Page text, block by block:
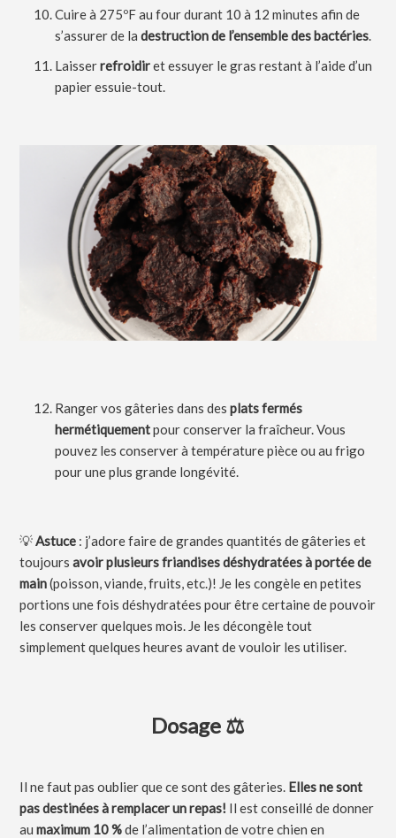
Cuire à 275ºF au four durant 10 à 12 minutes afin de
s’assurer de ladestruction de l’ensemble des bactéries.
Laisserrefroidiret essuyer le gras restant à l’aide d’un
papier essuie-tout.
Ranger vos gâteries dans desplats fermés
hermétiquementpour conserver la fraîcheur. Vous
pouvez les conserver à température pièce ou au frigo
pour une plus grande longévité.
💡Astuce : j’adore faire de grandes quantités de gâteries et
toujoursavoir plusieurs friandises déshydratées à portée de
main(poisson, viande, fruits, etc.)! Je les congèle en petites
portions une fois déshydratées pour être certaine de pouvoir
les conserver quelques mois. Je les décongèle tout
simplement quelques heures avant de vouloir les utiliser.
Dosage ⚖️
Il ne faut pas oublier que ce sont des gâteries. Elles ne sont
pas destinées à remplacer un repas! Il est conseillé de donner
au maximum 10 %de l’alimentation de votre chien en